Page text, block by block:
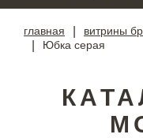
главная витрины
Юбка серая